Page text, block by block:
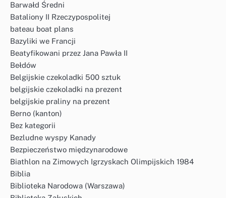
Barwałd Średni
Bataliony II Rzeczypospolitej
bateau boat plans
Bazyliki we Francji
Beatyfikowani przez Jana Pawła II
Bełdów
Belgijskie czekoladki 500 sztuk
belgijskie czekoladki na prezent
belgijskie praliny na prezent
Berno (kanton)
Bez kategorii
Bezludne wyspy Kanady
Bezpieczeństwo międzynarodowe
Biathlon na Zimowych Igrzyskach Olimpijskich 1984
Biblia
Biblioteka Narodowa (Warszawa)